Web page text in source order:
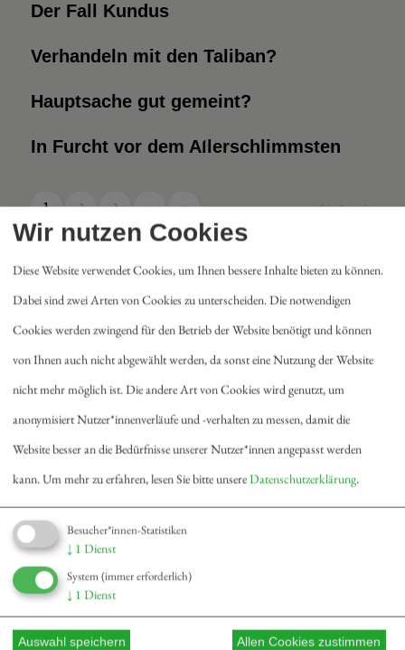
Der Fall Kundus
Verhandeln mit den Taliban?
Hauptsache gut gemeint?
In Furcht vor dem Allerschlimmsten
Seite 1 von 6
1 2 3 › »
Heftarchiv
Dossierarchiv
Blog
Fördern
Jubiläum 40 Jahre
Kontakt
Wir nutzen Cookies
Diese Website verwendet Cookies, um Ihnen bessere Inhalte bieten zu können.
Dabei sind zwei Arten von Cookies zu unterscheiden. Die notwendigen
Cookies werden zwingend für den Betrieb der Website benötigt und können
von Ihnen auch nicht abgewählt werden, da sonst eine Nutzung der Website
nicht mehr möglich ist. Die andere Art von Cookies wird genutzt, um
anonymisiert Nutzer*innenverläufe und -verhalten zu messen, damit die
Website besser an die Bedürfnisse unserer Nutzer*innen angepasst werden
kann. Um mehr zu erfahren, lesen Sie bitte unsere Datenschutzerklärung.
Besucher*innen-Statistiken
↓ 1 Dienst
System(immer erforderlich)
↓ 1 Dienst
Auswahl speichern Allen Cookies zustimmen